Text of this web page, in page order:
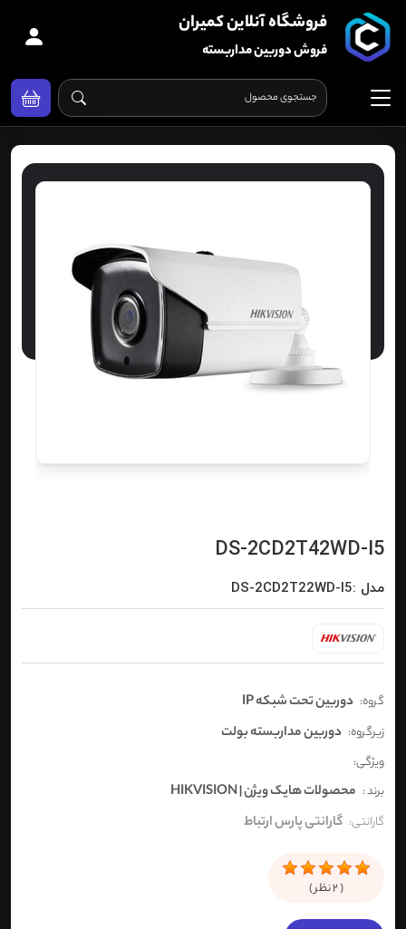
فروشگاه آنلاین کمیران
فروش دوربین مداربسته
DS-2CD2T42WD-I5
مدل :DS-2CD2T22WD-I5
گروه: دوربین تحت شبکه IP
زیرگروه: دوربین مداربسته بولت
ویژگی:
برند : محصولات هایک ویژن | HIKVISION
گارانتی: گارانتی پارس ارتباط
(
2نظر )